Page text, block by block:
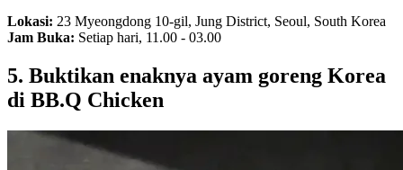
Lokasi: 23 Myeongdong 10-gil, Jung District, Seoul, South Korea
Jam Buka: Setiap hari, 11.00 - 03.00
5. Buktikan enaknya ayam goreng Korea
di BB.Q Chicken